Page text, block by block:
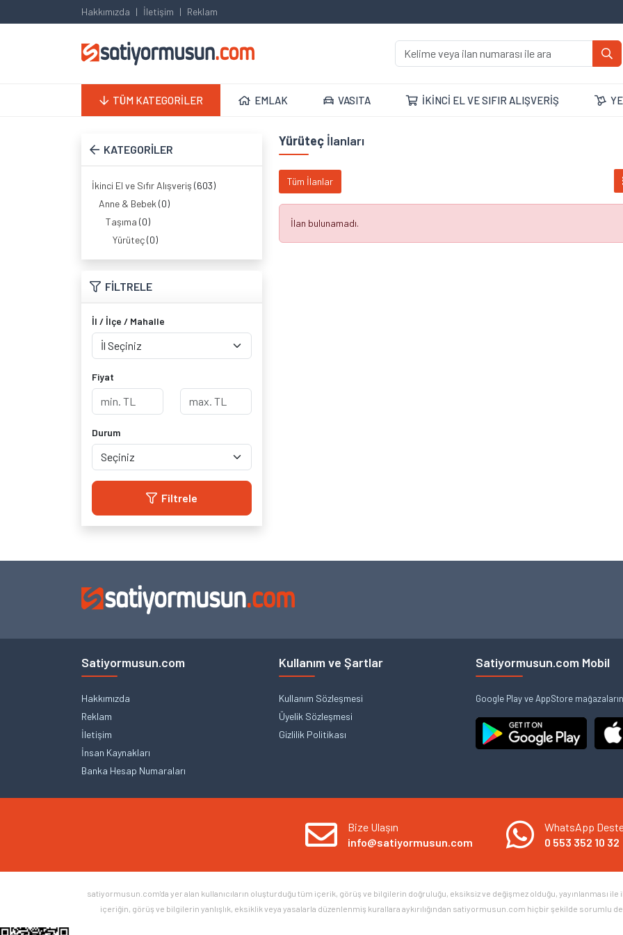
Hakkımızda İletişim Reklam
TÜM KATEGORİLER EMLAK VASITA İKİNCİ EL VE SIFIR ALIŞVERİŞ
KATEGORİLER
İkinci El ve Sıfır Alışveriş (603)
Anne & Bebek (0)
Taşıma (0)
Yürüteç(0)
FİLTRELE
İl / İlçe / Mahalle
Fiyat
Durum
Filtrele
Yürüteçİlanları
Tüm İlanlar
İlan bulunamadı.
Satiyormusun.com
Hakkımızda
Reklam
İletişim
İnsan Kaynakları
Banka Hesap Numaraları
Kullanım ve Şartlar
Kullanım Sözleşmesi
Üyelik Sözleşmesi
Gizlilik Politikası
Satiyormusun.com Mobil
Google Play ve AppStore
Bize Ulaşın
info@satiyormusun.com
WhatsApp
0 553 352 10 32
satiyormusun.com'da yer alan kullanıcıların oluşturduğu tüm içerik, görüş ve bilgilerin doğruluğu, eksiksiz ve değişmez olduğu, yayınlanması
içeriğin, görüş ve bilgilerin yanlışlık, eksiklik veya yasalarla düzenlenmiş kurallara aykırılığından satiyormusun.com hiçbir şekilde sorumlu